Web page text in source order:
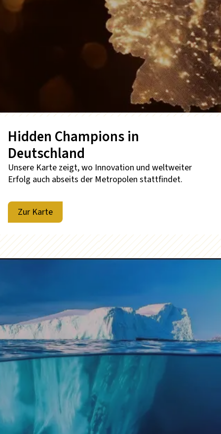
Hidden Champions in
Deutschland
Unsere Karte zeigt, wo Innovation und weltweiter
Erfolg auch abseits der Metropolen stattfindet.
Zur Karte